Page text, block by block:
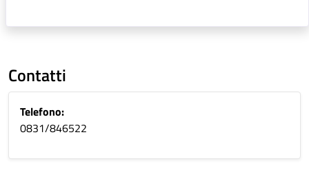
Contatti
Telefono:
0831/846522